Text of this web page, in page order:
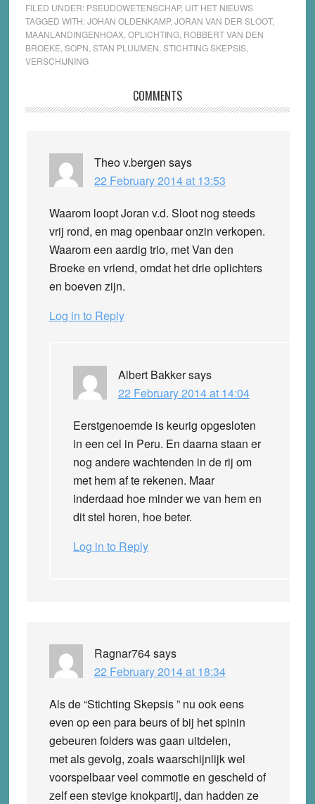
FILED UNDER: PSEUDOWETENSCHAP, UIT HET NIEUWS
TAGGED WITH:JOHAN OLDENKAMP, JORAN VAN DER SLOOT,
MAANLANDINGENHOAX, OPLICHTING, ROBBERT VAN DEN
BROEKE SOPN STAN PLUIJMEN STICHTING SKEPSIS,
VERSCHIJNING
Interactions
COMMENTS
Theo v.bergen says
22 February 2014 at 13:53
Waarom loopt Joran v.d. Sloot nog steeds
vrij rond, en mag openbaar onzin verkopen.
Waarom een aardig trio, met Van den
Broeke en vriend, omdat het drie oplichters
en boeven zijn.
Log in to Reply
Albert Bakkersays
22 February 2014 at 14:04
Eerstgenoemde is keurig opgesloten
in een cel in Peru. En daarna staan er
nog andere wachtenden in de rij om
met hem af te rekenen. Maar
inderdaad hoe minder we van hem en
dit stel horen, hoe beter.
Log in to Reply
Ragnar764says
22 February 2014 at 18:34
Als de “Stichting Skepsis ” nu ook eens
even op een para beurs of bij het spinin
gebeuren folders was gaan uitdelen,
met als gevolg, zoals waarschijnlijk wel
voorspelbaar veel commotie en gescheld of
zelf een stevige knokpartij, dan hadden ze